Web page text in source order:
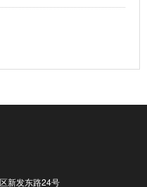
新发东路24号